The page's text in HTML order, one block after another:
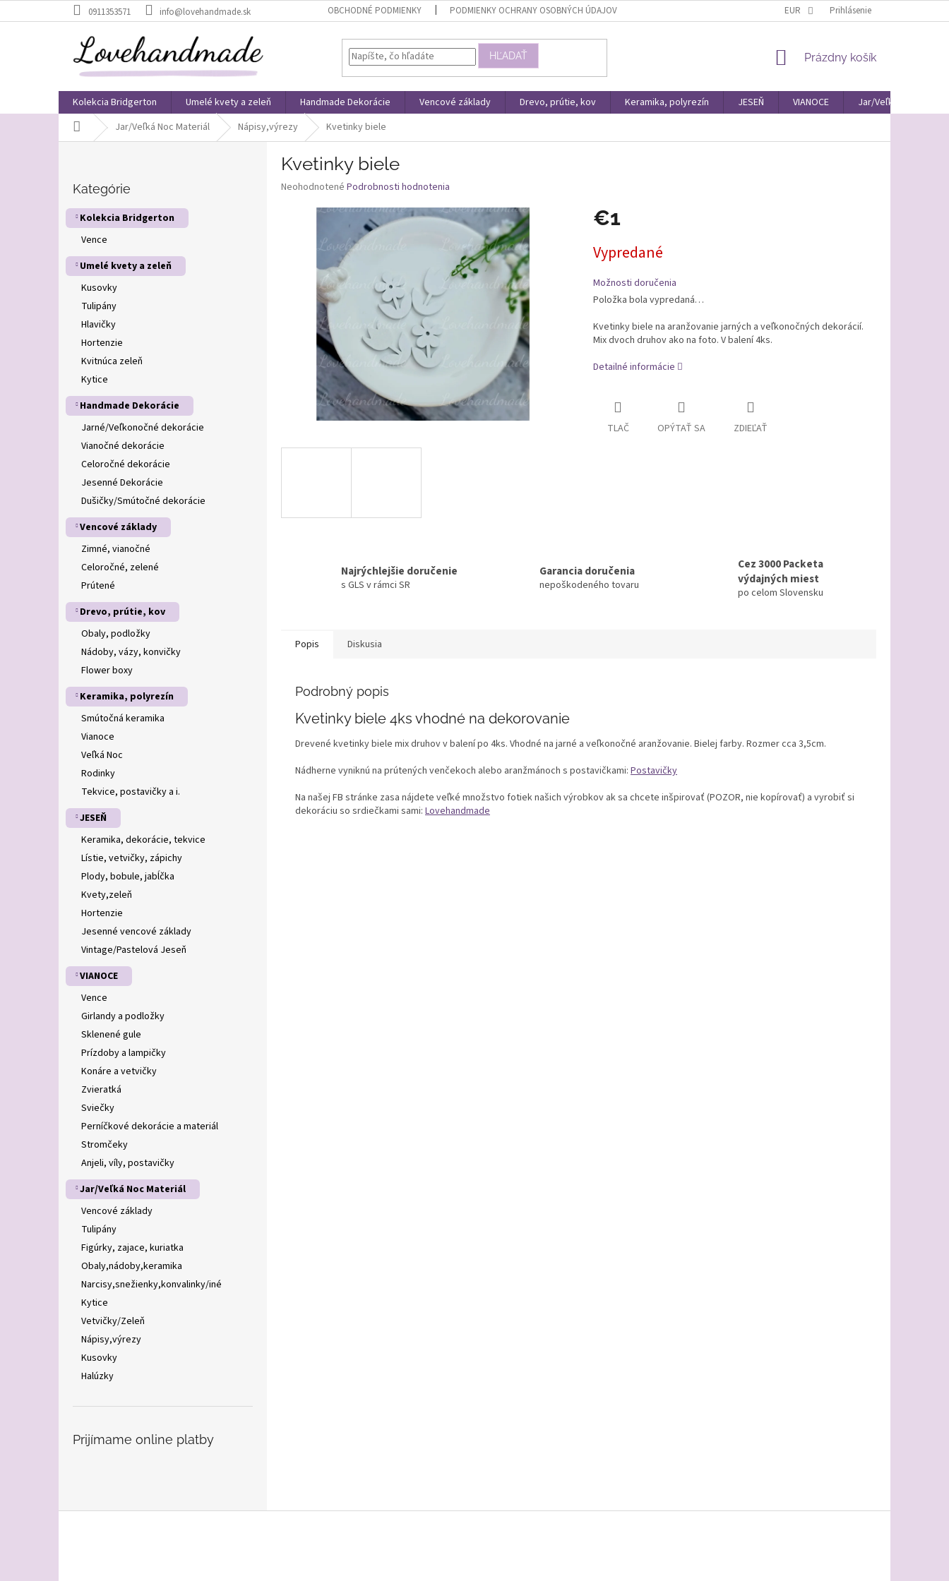
na
0911353571 info@lovehandmade.sk OBCHODNÉ PODMIENKY PODMIENKY OCHRANY OSOBNÝCH ÚDAJOV EUR Prihlásenie
HĽADAŤ
NÁKUPNÝ
Prázdny košík
Kolekcia Bridgerton Umelé kvety a zeleň Handmade Dekorácie Vencové základy Drevo, prútie, kov Keramika, polyrezín JESEŇ VIANOCE
Jar/Veľká Noc
Domov Jar/Veľká Noc Materiál Nápisy,výrezy Kvetinky biele
p
n
e
kategórie
Kategórie
Kolekcia Bridgerton
Vence
Umelé kvety a zeleň
Kusovky
Tulipány
Hlavičky
Hortenzie
Kvitnúca zeleň
Kytice
Handmade Dekorácie
Jarné/Veľkonočné dekorácie
Vianočné dekorácie
Celoročné dekorácie
Jesenné Dekorácie
Dušičky/Smútočné dekorácie
Vencové základy
Zimné, vianočné
Celoročné, zelené
Prútené
Drevo, prútie, kov
Obaly, podložky
Nádoby, vázy, konvičky
Flower boxy
Keramika, polyrezín
Smútočná keramika
Vianoce
Veľká Noc
Rodinky
Tekvice, postavičky a i.
JESEŇ
Keramika, dekorácie, tekvice
Lístie, vetvičky, zápichy
Plody, bobule, jabĺčka
Kvety,zeleň
Hortenzie
Jesenné vencové základy
Vintage/Pastelová Jeseň
VIANOCE
Vence
Girlandy a podložky
Sklenené gule
Prízdoby a lampičky
Konáre a vetvičky
Zvieratká
Sviečky
Perníčkové dekorácie a materiál
Stromčeky
Anjeli, víly, postavičky
Jar/Veľká Noc Materiál
Vencové základy
Tulipány
Figúrky, zajace, kuriatka
Obaly,nádoby,keramika
Narcisy,snežienky,konvalinky/iné
Kytice
Vetvičky/Zeleň
Nápisy,výrezy
Kusovky
Halúzky
Prijímame online platby
Kvetinky biele
Priemerné
produktu
hviezdičiek.
Neohodnotené Podrobnosti hodnotenia
€1
cena:
Vypredané
Možnosti doručenia
Položka bola vypredaná…
Kvetinky biele na aranžovanie jarných a veľkonočných dekorácií.
Mix dvoch druhov ako na foto. V balení 4ks.
Detailné informácie
TLAČ OPÝTAŤ SA ZDIEĽAŤ
Najrýchlejšie doručenie
s GLS v rámci SR
Garancia doručenia
nepoškodeného tovaru
Cez 3000 Packeta
výdajných miest
po celom Slovensku
Popis Diskusia
Podrobný popis
Kvetinky biele 4ks vhodné na dekorovanie
Drevené kvetinky biele mix druhov v balení po 4ks. Vhodné na jarné a veľkonočné aranžovanie. Bielej farby. Rozmer cca 3,5cm.
Nádherne vyniknú na prútených venčekoch alebo aranžmánoch s postavičkami: Postavičky
Na našej FB stránke zasa nájdete veľké množstvo fotiek našich výrobkov ak sa chcete inšpirovať (POZOR, nie kopírovať) a vyrobiť si
dekoráciu so srdiečkami sami: Lovehandmade